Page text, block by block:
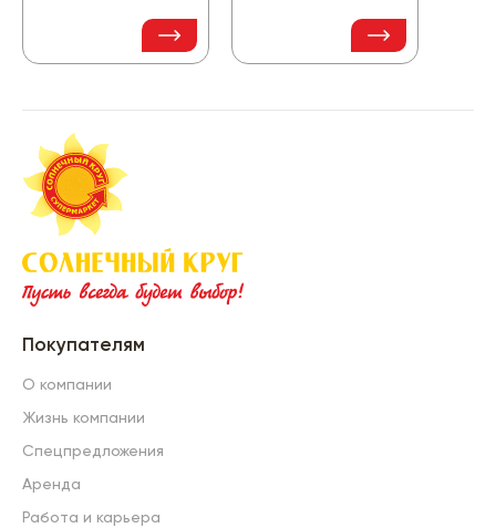
Покупателям
О компании
Жизнь компании
Спецпредложения
Аренда
Работа и карьера